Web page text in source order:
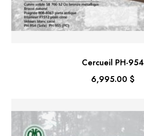
Cercueil PH-954
6,995.00 $